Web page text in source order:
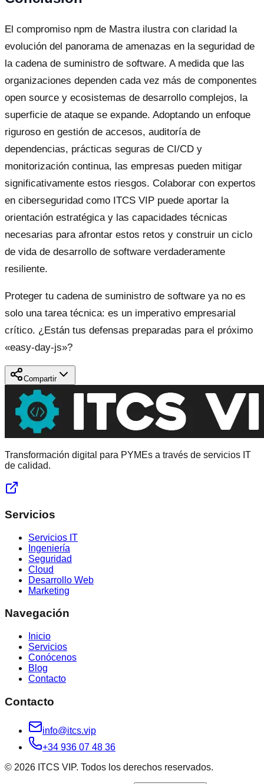
El compromiso npm de Mastra ilustra con claridad la
evolución del panorama de amenazas en la seguridad de
la cadena de suministro de software. A medida que las
organizaciones dependen cada vez más de componentes
open source y ecosistemas de desarrollo complejos, la
superficie de ataque se expande. Adoptando un enfoque
riguroso en gestión de accesos, auditoría de
dependencias, prácticas seguras de CI/CD y
monitorización continua, las empresas pueden mitigar
significativamente estos riesgos. Colaborar con expertos
en ciberseguridad como ITCS VIP puede aportar la
orientación estratégica y las capacidades técnicas
necesarias para afrontar estos retos y construir un ciclo
de vida de desarrollo de software verdaderamente
resiliente.
Proteger tu cadena de suministro de software ya no es
solo una tarea técnica: es un imperativo empresarial
crítico. ¿Están tus defensas preparadas para el próximo
«easy-day-js»?
Compartir
Transformación digital para PYMEs a través de servicios IT
de calidad.
Servicios
Servicios IT
Ingeniería
Seguridad
Cloud
Desarrollo Web
Marketing
Navegación
Inicio
Servicios
Conócenos
Blog
Contacto
Contacto
info@itcs.vip
+34 936 07 48 36
© 2026 ITCS VIP. Todos los derechos reservados.